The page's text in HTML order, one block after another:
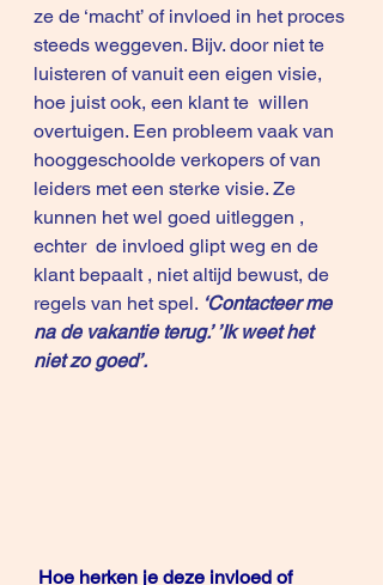
ze de ‘macht’ of invloed in het proces
steeds weggeven. Bijv. door niet te
luisteren of vanuit een eigen visie,
hoe juist ook, een klant te  willen
overtuigen. Een probleem vaak van
hooggeschoolde verkopers of van
leiders met een sterke visie. Ze
kunnen het wel goed uitleggen ,
echter  de invloed glipt weg en de
klant bepaalt , niet altijd bewust, de
regels van het spel. ‘Contacteer me
na de vakantie terug.’ ’Ik weet het
niet zo goed’.
Hoe herken je deze invloed of